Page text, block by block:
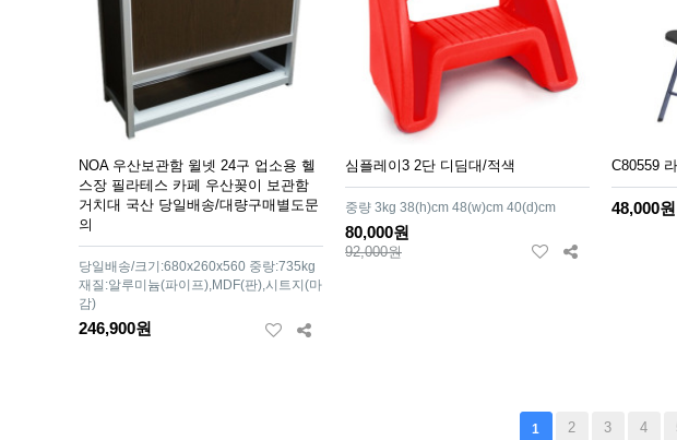
NOA 우산보관함 윌넷 24구 업소용 헬
스장 필라테스 카페 우산꽂이 보관함
거치대 국산 당일배송/대량구매별도문
의
당일배송/크기:680x260x560 중랑:735kg
재질:알루미늄(파이프),MDF(판),시트지(마
감)
246,900원
심플레이3 2단 디딤대/적색
중량 3kg 38(h)cm 48(w)cm 40(d)cm
80,000원
92,000원
C80559
48,000원
1 2 3 4